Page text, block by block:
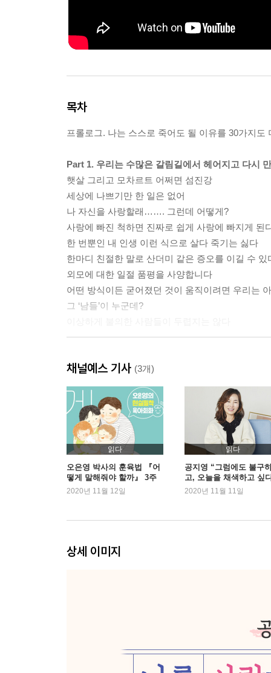
목차
프롤로그. 나는 스스로 죽어도 될 이유를 30가지도
Part 1. 우리는 수많은 갈림길에서 헤어지고 다시
햇살 그리고 모차르트 어쩌면 섬진강
세상에 나쁘기만 한 일은 없어
나 자신을 사랑할래……. 그런데 어떻게?
사랑에 빠진 척하면 진짜로 쉽게 사랑에 빠지게 된
한 번뿐인 내 인생 이런 식으로 살다 죽기는 싫다
한마디 친절한 말로 산더미 같은 증오를 이길 수 있
외모에 대한 일절 품평을 사양합니다
어떤 방식이든 굳어졌던 것이 움직이려면 우리는
그 ‘남들’이 누군데?
울고 있는 것, 버림받은 것, 쫓겨난 것, 상처받은 것
사람하고 헤어지는 일이 제일 어려운 일이었다
우리는 우리의 장점에 대해 들어야 한다
앞으로 안 그러면 되겠네요 뭐
착한 딸이 되지 않기로 하자, 마음먹은 순간
이쯤에서 선을 긋자. 그만해 그 말
우리 부모님은 절망이에요
싫어요, 그냥 싫어요……
나는 내가 나이 먹어가는 것을 싫어하고 싶지 않았
성장하지 않아도 좋으니 고통 싫어요. 사양할게요
에필로그. 그래서가 아니라 그럼에도 불구하고
채널예스 기사 (3개)
읽다
오은영 박사의 훈육법 『어
떻게 말해줘야 할까』 3주
연속 1위 등극
2020년 11월 12일
읽다
공지영 “그럼에도 불구
고, 오늘을 채색하고 싶
2020년 11월 11일
상세 이미지